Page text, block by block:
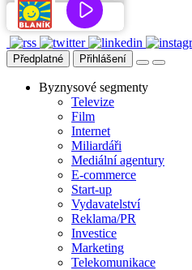
Předplatné Přihlášení
Byznysové segmenty
Televize
Film
Internet
Miliardáři
Mediální agentury
E-commerce
Start-up
Vydavatelství
Reklama/PR
Investice
Marketing
Telekomunikace